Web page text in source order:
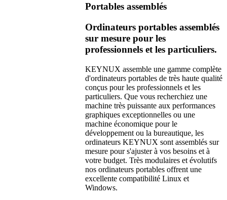
Portables assemblés
Ordinateurs portables assemblés
sur mesure pour les
professionnels et les particuliers.
KEYNUX assemble une gamme complète
d'ordinateurs portables de très haute qualité
conçus pour les professionnels et les
particuliers. Que vous recherchiez une
machine très puissante aux performances
graphiques exceptionnelles ou une
machine économique pour le
développement ou la bureautique, les
ordinateurs KEYNUX sont assemblés sur
mesure pour s'ajuster à vos besoins et à
votre budget. Très modulaires et évolutifs
nos ordinateurs portables offrent une
excellente compatibilité Linux et
Windows.